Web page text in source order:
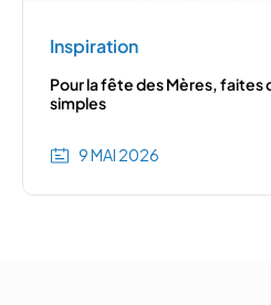
Inspiration
Pour la fête des Mères,
simples
9 MAI 2026